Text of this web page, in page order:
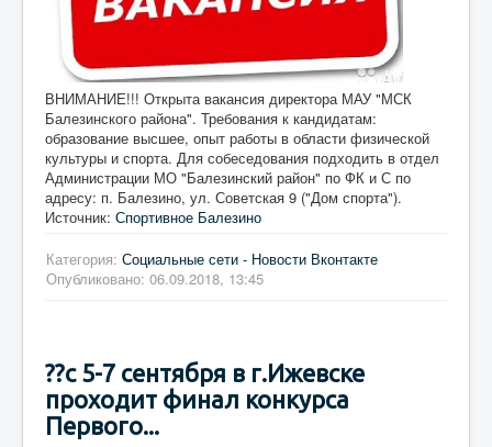
ВНИМАНИЕ!!! Открыта вакансия директора МАУ "МСК
Балезинского района". Требования к кандидатам:
образование высшее, опыт работы в области физической
культуры и спорта. Для собеседования подходить в отдел
Администрации МО "Балезинский район" по ФК и С по
адресу: п. Балезино, ул. Советская 9 ("Дом спорта").
Источник: Спортивное Балезино
Категория: Социальные сети - Новости Вконтакте
Опубликовано: 06.09.2018, 13:45
??с 5-7 сентября в г.Ижевске
проходит финал конкурса
Первого...